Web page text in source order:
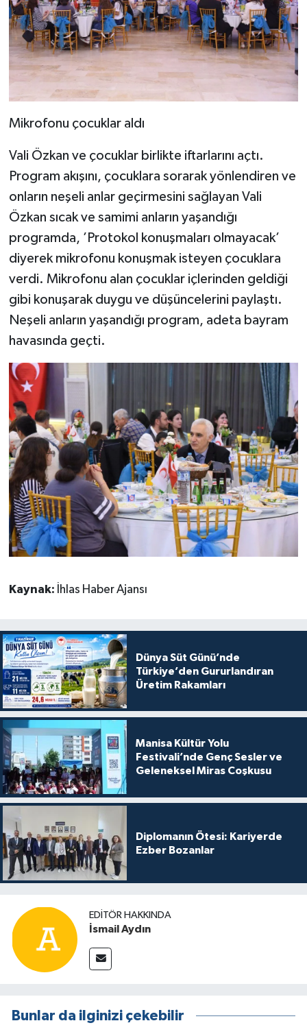
Mikrofonu çocuklar aldı
Vali Özkan ve çocuklar birlikte iftarlarını açtı.
Program akışını, çocuklara sorarak yönlendiren ve
onların neşeli anlar geçirmesini sağlayan Vali
Özkan sıcak ve samimi anların yaşandığı
programda, ’Protokol konuşmaları olmayacak’
diyerek mikrofonu konuşmak isteyen çocuklara
verdi. Mikrofonu alan çocuklar içlerinden geldiği
gibi konuşarak duygu ve düşüncelerini paylaştı.
Neşeli anların yaşandığı program, adeta bayram
havasında geçti.
Kaynak: İhlas Haber Ajansı
Dünya Süt Günü’nde
Türkiye’den Gururlandıran
Üretim Rakamları
Manisa Kültür Yolu
Festivali’nde Genç Sesler ve
Geleneksel Miras Coşkusu
Diplomanın Ötesi: Kariyerde
Ezber Bozanlar
EDITÖR HAKKINDA
İsmail Aydın
Bunlar da ilginizi çekebilir